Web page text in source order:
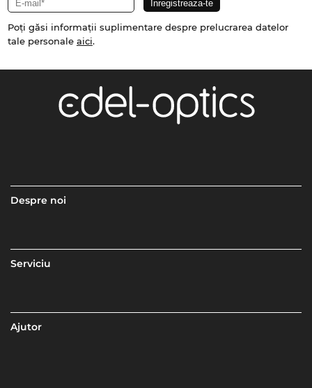
Poți găsi informații suplimentare despre prelucrarea datelor
tale personale aici.
Despre noi
Serviciu
Ajutor